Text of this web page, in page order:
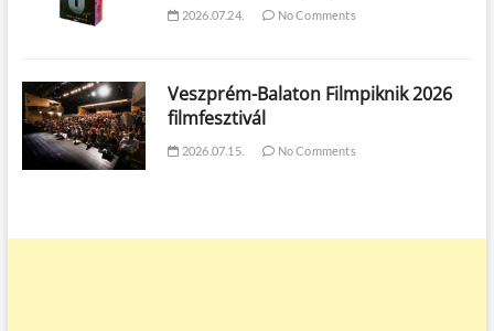
2026.07.24. No Comments
Veszprém-Balaton Filmpiknik 2026
filmfesztivál
2026.07.15. No Comments